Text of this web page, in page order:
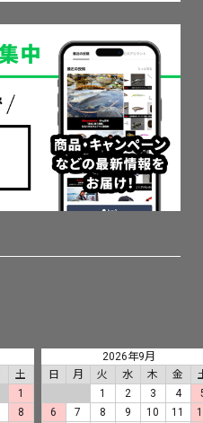
土
1
8
2026年9月
日
月 火 水 木 金
1
2 3 4
6
7 8 9 10 11